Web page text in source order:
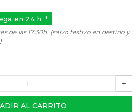
en 24 h. *
de las 17:30h. (salvo festivo en destino y
+
AL CARRITO